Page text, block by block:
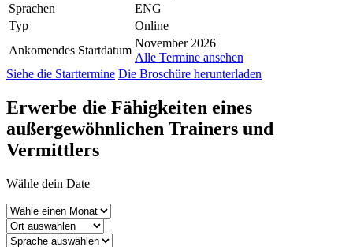
Sprachen
ENG
Typ
Online
Ankomendes Startdatum
November 2026
Alle Termine ansehen
Siehe die Starttermine Die Broschüre herunterladen
Erwerbe die Fähigkeiten eines
außergewöhnlichen Trainers und
Vermittlers
Wähle dein Date